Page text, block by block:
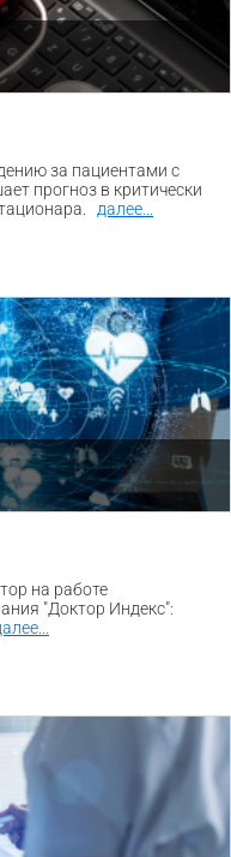
за пациентами с
прогноз в критически
далее
на работе
"Доктор Индекс":